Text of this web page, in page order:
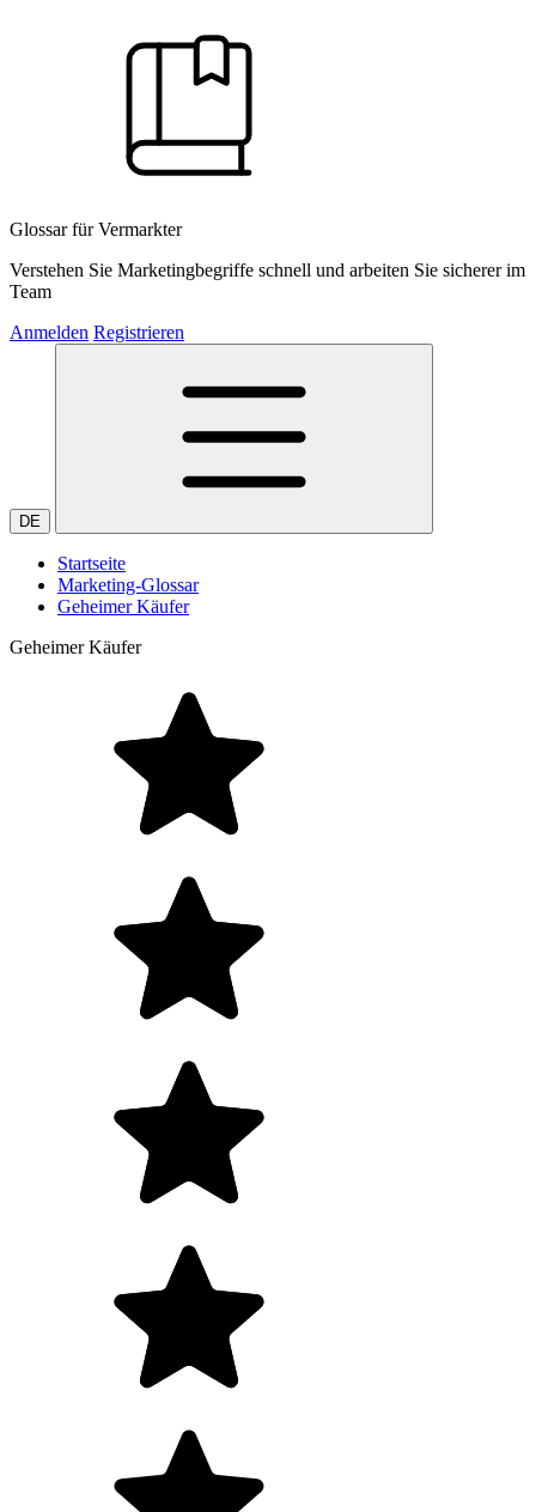
Glossar für Vermarkter
Verstehen Sie Marketingbegriffe schnell und arbeiten Sie sicherer im
Team
Anmelden Registrieren
DE
Startseite
Marketing-Glossar
Geheimer Käufer
Geheimer Käufer